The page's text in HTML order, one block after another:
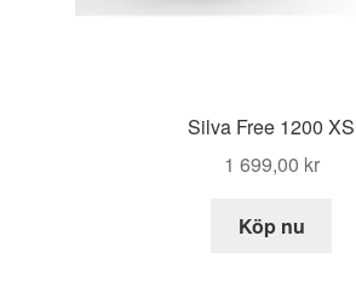
Silva Free 1200 XS
1 699,00 kr
Köp nu